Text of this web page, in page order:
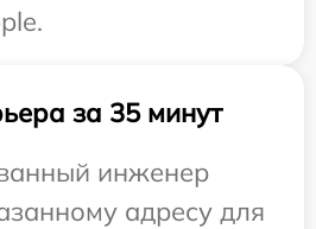
за 35 минут
инженер
адресу для